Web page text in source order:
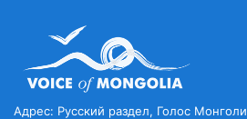
Адрес: Русский раздел, Голос